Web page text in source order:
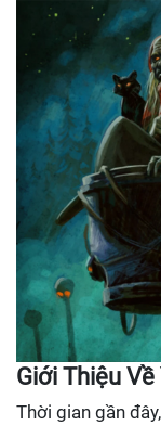
Giới Thiệu
Thời gian gần